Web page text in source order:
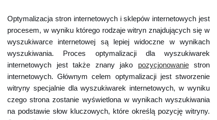
Optymalizacja stron internetowych i sklepów internetowych jest
procesem, w wyniku którego rodzaje witryn znajdujących się w
wyszukiwarce internetowej są lepiej widoczne w wynikach
wyszukiwania. Proces optymalizacji dla wyszukiwarek
internetowych jest także znany jako pozycjonowaniestron
internetowych. Głównym celem optymalizacji jest stworzenie
witryny specjalnie dla wyszukiwarek internetowych, w wyniku
czego strona zostanie wyświetlona w wynikach wyszukiwania
na podstawie słow kluczowych, które określą pozycję witryny.